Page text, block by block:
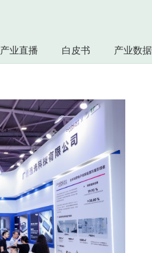
产业直播 白皮书 产业数